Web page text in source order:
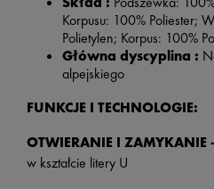
Korpusu: 100% Poliester;
Polietylen; Korpus: 100%
Główna dyscyplina :
alpejskiego
FUNKCJE I TECHNOLOGIE:
OTWIERANIE I ZAMYKANIE -
w kształcie litery U